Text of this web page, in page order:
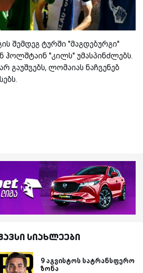
შემდეგ ტურში ''მაგდებურგი''
ჰოლშტაინ ''კილს'' უმასპინძლებს.
ლომაიას ნაჩვენებ
სიახლეები
9 აგვისტოს სატრანსფერო
ზონა